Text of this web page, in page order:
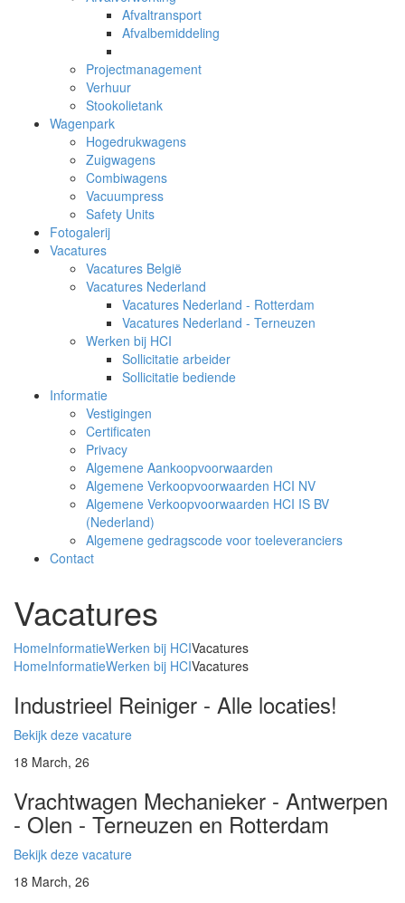
Afvaltransport
Afvalbemiddeling
Projectmanagement
Verhuur
Stookolietank
Wagenpark
Hogedrukwagens
Zuigwagens
Combiwagens
Vacuumpress
Safety Units
Fotogalerij
Vacatures
Vacatures België
Vacatures Nederland
Vacatures Nederland - Rotterdam
Vacatures Nederland - Terneuzen
Werken bij HCI
Sollicitatie arbeider
Sollicitatie bediende
Informatie
Vestigingen
Certificaten
Privacy
Algemene Aankoopvoorwaarden
Algemene Verkoopvoorwaarden HCI NV
Algemene Verkoopvoorwaarden HCI IS BV
(Nederland)
Algemene gedragscode voor toeleveranciers
Contact
Vacatures
HomeInformatieWerken bij HCIVacatures
HomeInformatieWerken bij HCIVacatures
Industrieel Reiniger - Alle locaties!
Bekijk deze vacature
18 March, 26
Vrachtwagen Mechanieker - Antwerpen
- Olen - Terneuzen en Rotterdam
Bekijk deze vacature
18 March, 26